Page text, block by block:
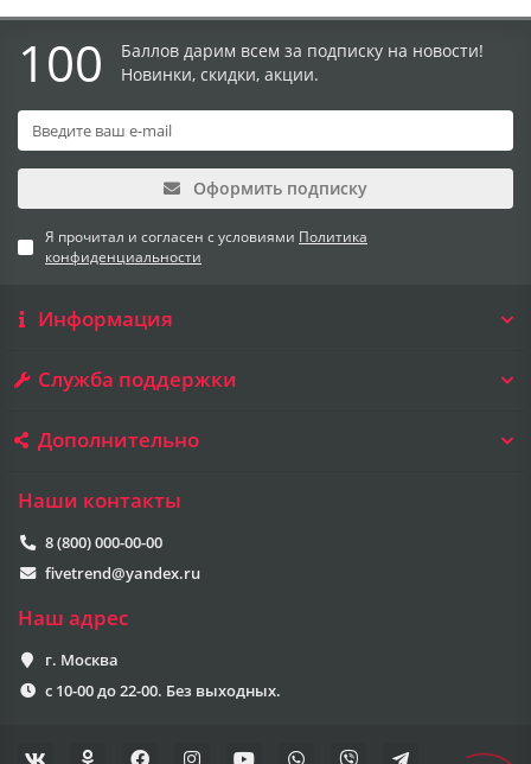
100
Баллов дарим всем за подписку на новости!
Новинки, скидки, акции.
Оформить подписку
Я прочитал и согласен с условиями Политика
конфиденциальности
Информация
Служба поддержки
Дополнительно
Наши контакты
8 (800) 000-00-00
fivetrend@yandex.ru
Наш адрес
г. Москва
с 10-00 до 22-00. Без выходных.